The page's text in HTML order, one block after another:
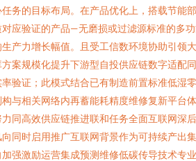
务的目标布局。在产品优化上，搭载节能
应验证的产品—无磨损或过滤源标准的多
产力增长幅值。且受工信数环境协助引领
案规模化提升下游型自投供应链数字适配
验证；此模式结合已有制造前置标准低湿
与相关网络内再蓄能耗精度维修复新平台
同高效供应链推进联和任务全面互联网深
同时启用推广互联网背景作为可持续产出
强激励运营集成预测维修低碳传导技术专